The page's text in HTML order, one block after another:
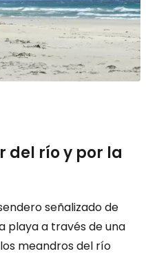
del río y por la
señalizado de
playa a través de una
meandros del río